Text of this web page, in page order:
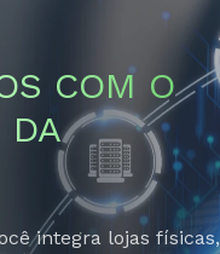
COM O
DA
integra lojas físicas,